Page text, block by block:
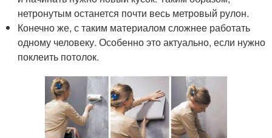
нетронутым останется почти весь метровый рулон.
Конечно же, с таким материалом сложнее работать
одному человеку. Особенно это актуально, если нужно
поклеить потолок.